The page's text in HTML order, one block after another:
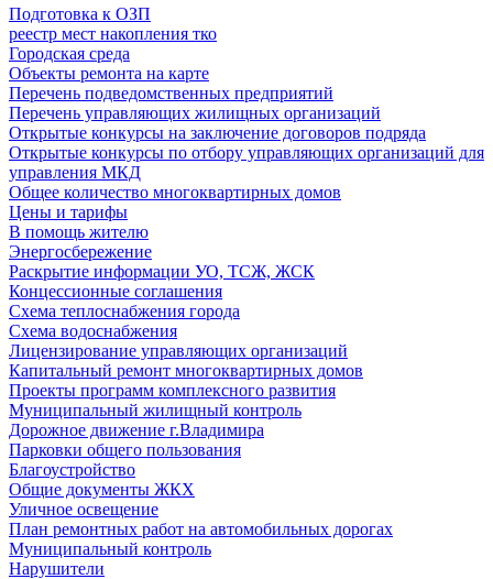
Подготовка к ОЗП
реестр мест накопления тко
Городская среда
Объекты ремонта на карте
Перечень подведомственных предприятий
Перечень управляющих жилищных организаций
Открытые конкурсы на заключение договоров подряда
Открытые конкурсы по отбору управляющих организаций для
управления МКД
Общее количество многоквартирных домов
Цены и тарифы
В помощь жителю
Энергосбережение
Раскрытие информации УО, ТСЖ, ЖСК
Концессионные соглашения
Схема теплоснабжения города
Схема водоснабжения
Лицензирование управляющих организаций
Капитальный ремонт многоквартирных домов
Проекты программ комплексного развития
Муниципальный жилищный контроль
Дорожное движение г.Владимира
Парковки общего пользования
Благоустройство
Общие документы ЖКХ
Уличное освещение
План ремонтных работ на автомобильных дорогах
Муниципальный контроль
Нарушители